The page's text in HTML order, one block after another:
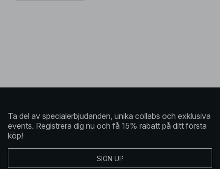
Ta del av specialerbjudanden, unika collabs och exklusiva
events. Registrera dig nu och få 15% rabatt på ditt första
köp!
SIGN UP